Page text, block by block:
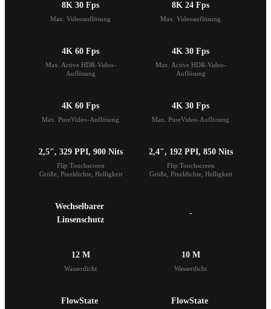
8K 30 Fps
Max. Videoauflösung
8K 24 Fps
Max. Videoauflösung
4K 60 Fps
Max. Active HDR-Video-
Auflösung
4K 30 Fps
Max. Active HDR-Video-
Auflösung
4K 60 Fps
Max. PureVideo-Auflösung
4K 30 Fps
Max. PureVideo-Auflösung
2,5", 329 PPI, 900 Nits
Flip Touchscreen
Größe, Pixeldichte, Helligkeit
2,4", 192 PPI, 850 Nits
Flip Touchscreen
Größe, Pixeldichte, Helligkeit
Wechselbarer
Linsenschutz
-
12 M
Wasserdicht
10 M
Wasserdicht
FlowState
FlowState